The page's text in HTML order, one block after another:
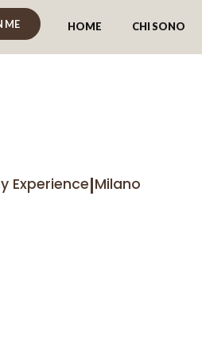
HOME CHI SONO
ME
Experience|Milano